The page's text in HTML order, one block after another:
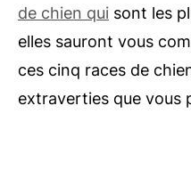
de chien qui sont les
elles sauront vous
ces cinq races de
extraverties que vous